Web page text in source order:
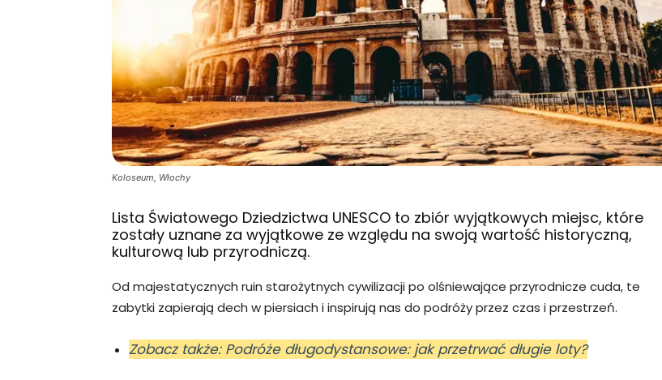
Koloseum, Włochy
Lista Światowego Dziedzictwa UNESCO to zbiór wyjątkowych miejsc, które
zostały uznane za wyjątkowe ze względu na swoją wartość historyczną,
kulturową lub przyrodniczą.
Od majestatycznych ruin starożytnych cywilizacji po olśniewające przyrodnicze cuda, te
zabytki zapierają dech w piersiach i inspirują nas do podróży przez czas i przestrzeń.
Zobacz także: Podróże długodystansowe: jak przetrwać długie loty?